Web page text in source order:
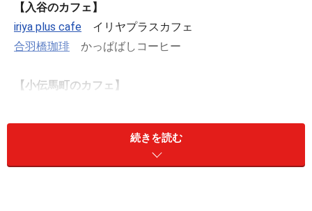
【入谷のカフェ】
iriya plus cafe イリヤプラスカフェ
合羽橋珈琲 かっぱばしコーヒー
【小伝馬町のカフェ】
越路こしじ …2008年閉店
続きを読む